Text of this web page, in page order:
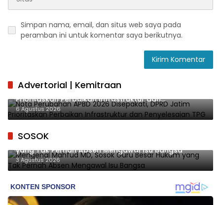
Simpan nama, email, dan situs web saya pada
peramban ini untuk komentar saya berikutnya.
Advertorial | Kemitraan
Nota Perubahan APBD 2026 Disepakati, DPRD Jatim
Prioritaskan Perbaikan Infrastruktur dan
Penyelesaian TPG
6 Agustus 2026
SOSOK
Mengenal Mahfud MD, Sosok Guru Besar Hukum
yang Tak Pernah Absen Mengawal Isu Bangsa
3 Agustus 2026